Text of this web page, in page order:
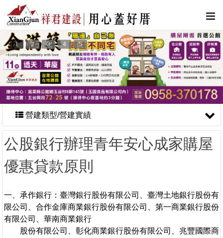
1 2 3 4 5
營建類型/營建實績
公股銀行辦理青年安心成家購屋
優惠貸款原則
一、承作銀行：臺灣銀行股份有限公司、臺灣土地銀行股份有
限公司、合作金庫商業銀行股份有限公司、第一商業銀行股份
有限公司、華南商業銀行
股份有限公司、彰化商業銀行股份有限公司、兆豐國際商